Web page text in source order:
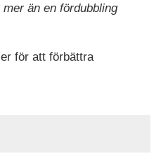
än en fördubbling
för att förbättra